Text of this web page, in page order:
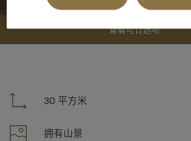
查看可订选项
30 平方米
拥有山景